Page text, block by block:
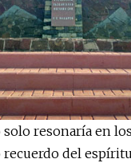
solo resonaría en
del